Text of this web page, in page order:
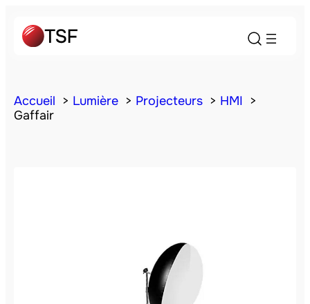
Accueil Lumière Projecteurs
HMI
Gaffair